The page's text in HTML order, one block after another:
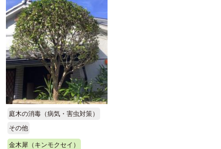
庭木の消毒（病気・害虫対策）
その他
金木犀（キンモクセイ）